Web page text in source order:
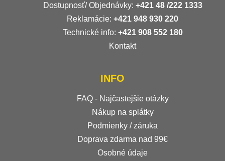
Dostupnosť/ Objednávky: +421 48 /222 1333
Reklamácie: +421 948 930 220
Technické info: +421 908 552 180
Kontakt
INFO
FAQ - Najčastejšie otázky
Nákup na splátky
Podmienky / záruka
Doprava zdarma nad 99€
Osobné údaje